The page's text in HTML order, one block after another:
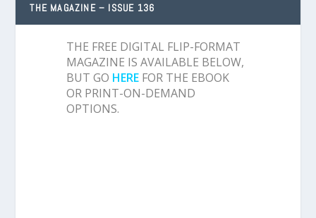
THE MAGAZINE – ISSUE 136
THE FREE DIGITAL FLIP-FORMAT
MAGAZINE IS AVAILABLE BELOW,
BUT GO HERE FOR THE EBOOK
OR PRINT-ON-DEMAND
OPTIONS.